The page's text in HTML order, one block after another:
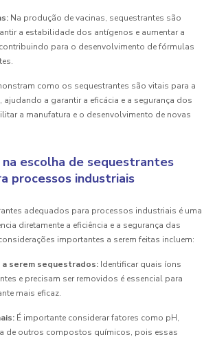
Na produção de vacinas, sequestrantes são
a estabilidade dos antígenos e aumentar a
para o desenvolvimento de fórmulas
como os sequestrantes são vitais para a
ajudando a garantir a eficácia e a segurança dos
a manufatura e o desenvolvimento de novas
na escolha de sequestrantes
processos industriais
adequados para processos industriais é uma
diretamente a eficiência e a segurança das
importantes a serem feitas incluem:
serem sequestrados: Identificar quais íons
e precisam ser removidos é essencial para
mais eficaz.
É importante considerar fatores como pH,
de outros compostos químicos, pois essas